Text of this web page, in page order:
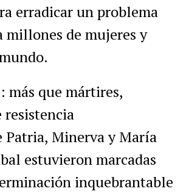
erradicar un problema
millones de mujeres y
más que mártires,
resistencia
Patria, Minerva y María
estuvieron marcadas
inquebrantable